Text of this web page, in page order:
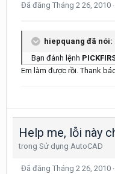
Đã đăng Tháng 2 26, 2010 ·
hiepquang đã nói:
Bạn đánh lệnh
Em làm được rồi. Thank
Help me, lỗi này
trong Sử dụng AutoCAD
Đã đăng Tháng 2 26, 2010 ·